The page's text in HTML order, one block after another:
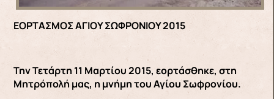
ΕΟΡΤΑΣΜΟΣ ΑΓΙΟΥ ΣΩΦΡΟΝΙΟΥ 2015
Την Τετάρτη 11 Μαρτίου 2015, εορτάσθηκε, στη
Μητρόπολή μας, η μνήμη του Αγίου Σωφρονίου.